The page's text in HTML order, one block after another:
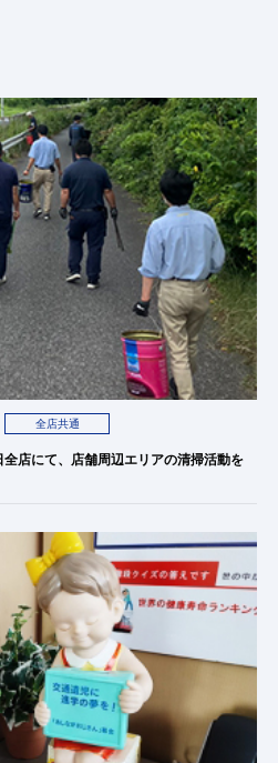
全店共通
全店にて、店舗周辺エリアの清掃活動を